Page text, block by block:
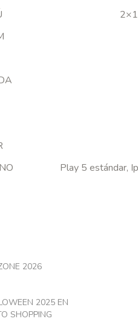
Play 5 estándar,
2026
2025 EN
SHOPPING